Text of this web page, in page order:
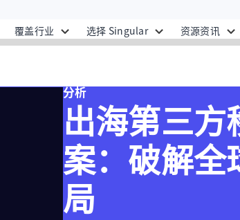
覆盖行业 选择 Singular 资源资讯
分析
出海第三方
案：破解全
局